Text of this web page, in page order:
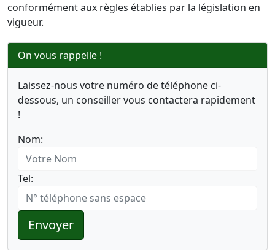
conformément aux règles établies par la législation en
vigueur.
On vous rappelle !
Laissez-nous votre numéro de téléphone ci-
dessous, un conseiller vous contactera rapidement
!
Nom:
Tel:
Envoyer